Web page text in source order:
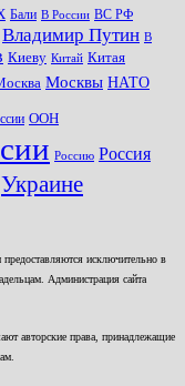
Бали В России ВС РФ
Владимир Путин В
Киеву Китай Китая
Москвы НАТО
ООН
Россию Россия
Украине
исключительно в
Администрация сайта
авторские права, принадлежащие